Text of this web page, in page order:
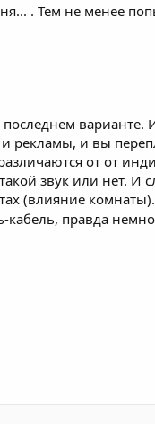
. Тем не менее
варианте.
рекламы, и вы
от от
звук или нет. И
(влияние комнаты).
правда